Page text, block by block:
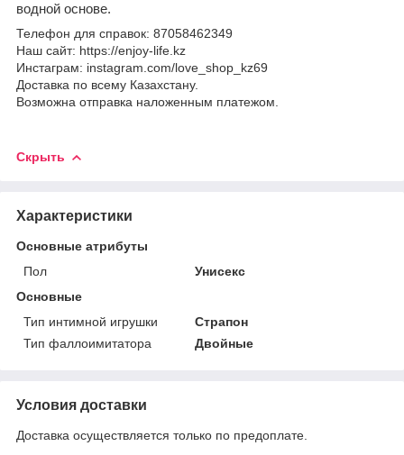
водной основе.
Телефон для справок: 87058462349
Наш сайт: https://enjoy-life.kz
Инстаграм: instagram.com/love_shop_kz69
Доставка по всему Казахстану.
Возможна отправка наложенным платежом.
Скрыть
Характеристики
Основные атрибуты
Пол
Унисекс
Основные
Тип интимной игрушки
Страпон
Тип фаллоимитатора
Двойные
Условия доставки
Доставка осуществляется только по предоплате.